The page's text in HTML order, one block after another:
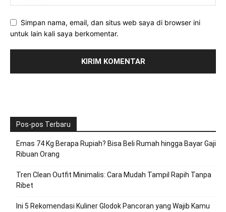
Simpan nama, email, dan situs web saya di browser ini
untuk lain kali saya berkomentar.
Pos-pos Terbaru
Emas 74 Kg Berapa Rupiah? Bisa Beli Rumah hingga Bayar Gaji
Ribuan Orang
Tren Clean Outfit Minimalis: Cara Mudah Tampil Rapih Tanpa
Ribet
Ini 5 Rekomendasi Kuliner Glodok Pancoran yang Wajib Kamu